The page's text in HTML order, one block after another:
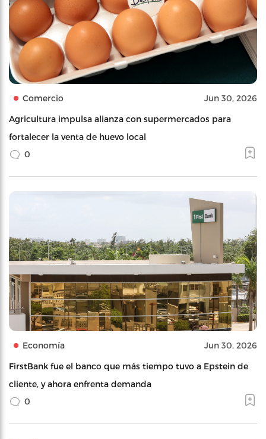
Comercio Jun 30, 2026
Agricultura impulsa alianza con supermercados para
fortalecer la venta de huevo local
0
Economía Jun 30, 2026
FirstBank fue el banco que más tiempo tuvo a Epstein de
cliente, y ahora enfrenta demanda
0